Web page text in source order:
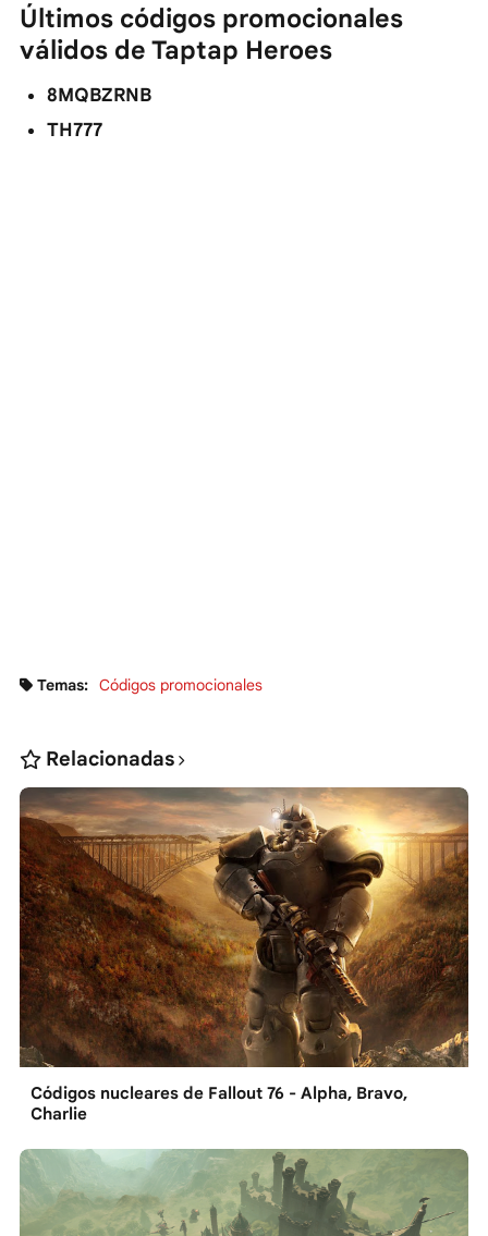
Últimos códigos promocionales
válidos de Taptap Heroes
8MQBZRNB
TH777
Temas: Códigos promocionales
Relacionadas
Códigos nucleares de Fallout 76 - Alpha, Bravo,
Charlie